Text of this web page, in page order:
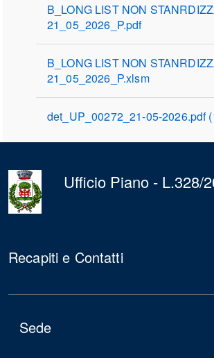
B_LONG LIST NON
21_05_2026_P.pdf
B_LONG LIST NON
21_05_2026_P.xlsm
det_UP_00272_21-05-2026.pdf
del
contenuto
Ufficio Piano - L.328/
Recapiti e Contatti
Sede